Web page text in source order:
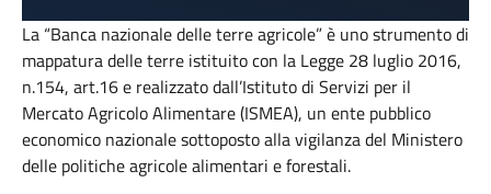
La “Banca nazionale delle terre agricole” è uno strumento di
mappatura delle terre istituito con la Legge 28 luglio 2016,
n.154, art.16 e realizzato dall’Istituto di Servizi per il
Mercato Agricolo Alimentare (ISMEA), un ente pubblico
economico nazionale sottoposto alla vigilanza del Ministero
delle politiche agricole alimentari e forestali.